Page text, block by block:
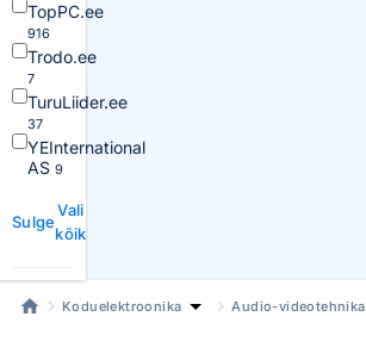
TopPC.ee
916
Trodo.ee
7
TuruLiider.ee
37
YEInternational
AS 9
Sulge
Vali
kõik
Koduelektroonika Audio-videotehnika